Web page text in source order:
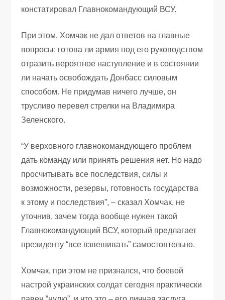
констатировал Главнокомандующий ВСУ.
При этом, Хомчак не дал ответов на главные
вопросы: готова ли армия под его руководством
отразить вероятное наступление и в состоянии
ли начать освобождать Донбасс силовым
способом. Не придумав ничего лучше, он
трусливо перевел стрелки на Владимира
Зеленского.
“У верховного главнокомандующего проблем
дать команду или принять решения нет. Но надо
просчитывать все последствия, силы и
возможности, резервы, готовность государства
к этому и последствия”, – сказал Хомчак, не
уточнив, зачем тогда вообще нужен такой
Главнокомандующий ВСУ, который предлагает
президенту “все взвешивать” самостоятельно.
Хомчак, при этом не признался, что боевой
настрой украинских солдат сегодня практически